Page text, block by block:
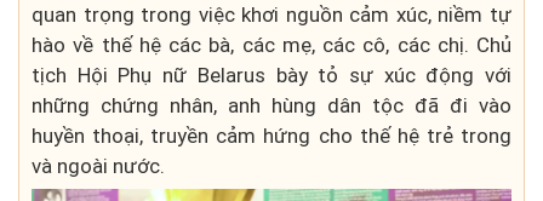
quan trọng trong việc khơi nguồn cảm xúc, niềm tự
hào về thế hệ các bà, các mẹ, các cô, các chị. Chủ
tịch Hội Phụ nữ Belarus bày tỏ sự xúc động với
những chứng nhân, anh hùng dân tộc đã đi vào
huyền thoại, truyền cảm hứng cho thế hệ trẻ trong
và ngoài nước.